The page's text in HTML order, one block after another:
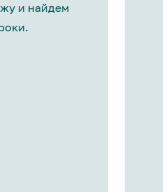
и найдем